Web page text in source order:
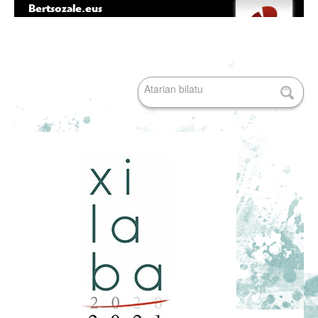
Bertsozale.eus
egin
nabigazioara
Bilatu atarian
Bilaketa